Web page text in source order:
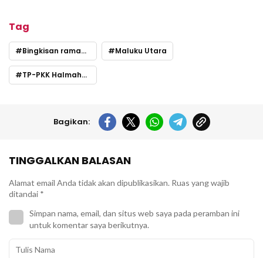
Tag
Bingkisan ramadan Maluku Utara
TP-PKK Halmahera Timur
Bagikan:
TINGGALKAN BALASAN
Alamat email Anda tidak akan dipublikasikan. Ruas yang wajib
ditandai *
Simpan nama, email, dan situs web saya pada peramban ini
untuk komentar saya berikutnya.